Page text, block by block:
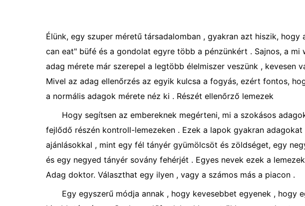
Élünk, egy szuper méretű társadalomban , gyakran azt hiszik,
can eat" büfé és a gondolat egyre több a pénzünkért . Sajnos, a mi
adag mérete már szerepel a legtöbb élelmiszer veszünk , kevesen
Mivel az adag ellenőrzés az egyik kulcsa a fogyás, ezért fontos,
a normális adagok mérete néz ki . Részét ellenőrző lemezek
Hogy segítsen az embereknek megérteni, mi a szokásos
fejlődő részén kontroll-lemezeken . Ezek a lapok gyakran
ajánlásokkal , mint egy fél tányér gyümölcsöt és zöldséget, egy
és egy negyed tányér sovány fehérjét . Egyes nevek ezek a
Adag doktor. Választhat egy ilyen , vagy a számos más a piacon .
Egy egyszerű módja annak , hogy kevesebbet egyenek , hogy